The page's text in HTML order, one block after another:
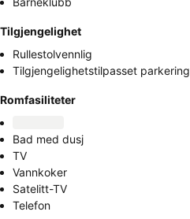
Tilgjengelighet
Rullestolvennlig
Tilgjengelighetstilpasset parkering
Romfasiliteter
Bad med dusj
TV
Vannkoker
Satelitt-TV
Telefon